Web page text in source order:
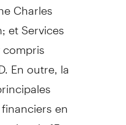
Charles
et Services
En outre, la
en